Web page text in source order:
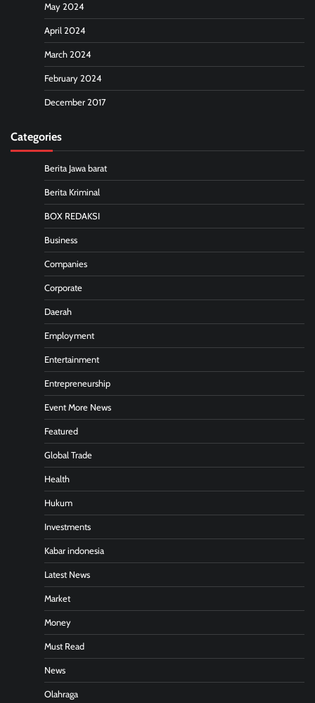
May 2024
April 2024
March 2024
February 2024
December 2017
Categories
Berita Jawa barat
Berita Kriminal
BOX REDAKSI
Business
Companies
Corporate
Daerah
Employment
Entertainment
Entrepreneurship
Event More News
Featured
Global Trade
Health
Hukum
Investments
Kabar indonesia
Latest News
Market
Money
Must Read
News
Olahraga